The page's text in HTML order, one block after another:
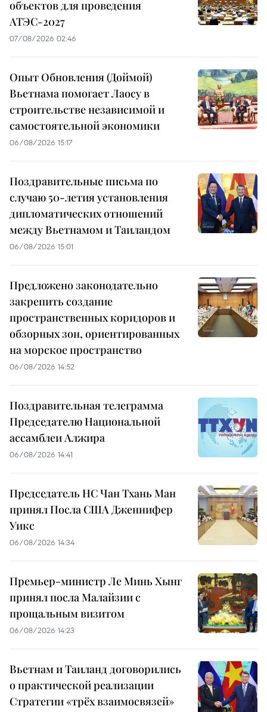
объектов для проведения
АТЭС-2027
07/08/2026 02:46
Опыт Обновления (Доймой)
Вьетнама помогает Лаосу в
строительстве независимой и
самостоятельной экономики
06/08/2026 15:17
Поздравительные письма по
случаю 50-летия установления
дипломатических отношений
между Вьетнамом и Таиландом
06/08/2026 15:01
Предложено законодательно
закрепить создание
пространственных коридоров и
обзорных зон, ориентированных
на морское пространство
06/08/2026 14:52
Поздравительная телеграмма
Председателю Национальной
ассамблеи Алжира
06/08/2026 14:41
Председатель НС Чан Тхань Ман
принял Посла США Дженнифер
Уикс
06/08/2026 14:34
Премьер-министр Ле Минь Хынг
принял посла Малайзии с
прощальным визитом
06/08/2026 14:23
Вьетнам и Таиланд договорились
о практической реализации
Стратегии «трёх взаимосвязей»